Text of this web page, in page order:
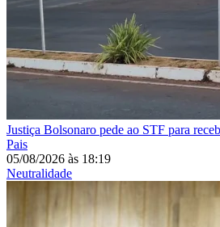
Justiça Bolsonaro pede ao STF para
Pais
05/08/2026 às 18:19
Neutralidade